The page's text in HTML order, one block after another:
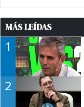
MÁS LEÍDAS
1
2